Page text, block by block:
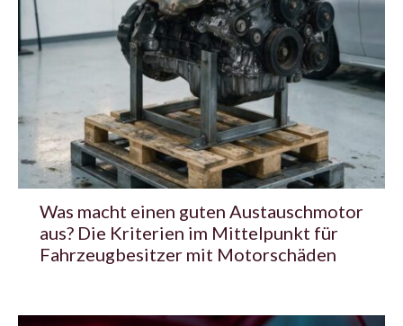
Was macht einen guten Austauschmotor
aus? Die Kriterien im Mittelpunkt für
Fahrzeugbesitzer mit Motorschäden